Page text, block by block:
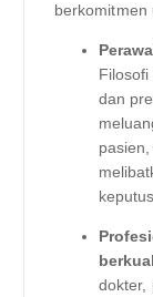
berkomitmen
dan
dokter,